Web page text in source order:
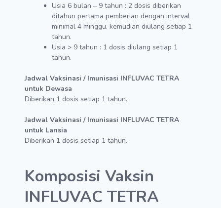
Usia 6 bulan – 9 tahun : 2 dosis diberikan
ditahun pertama pemberian dengan interval
minimal 4 minggu, kemudian diulang setiap 1
tahun.
Usia > 9 tahun : 1 dosis diulang setiap 1
tahun.
Jadwal Vaksinasi / Imunisasi INFLUVAC TETRA
untuk Dewasa
Diberikan 1 dosis setiap 1 tahun.
Jadwal Vaksinasi / Imunisasi INFLUVAC TETRA
untuk Lansia
Diberikan 1 dosis setiap 1 tahun.
Komposisi Vaksin
INFLUVAC TETRA